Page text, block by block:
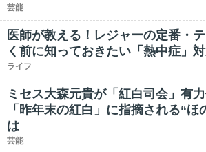
芸能
医師が教える！レジャーの定番・
く前に知っておきたい「熱中症」
ライフ
ミセス大森元貴が「紅白司会」有
「昨年末の紅白」に指摘される“ほ
は
芸能